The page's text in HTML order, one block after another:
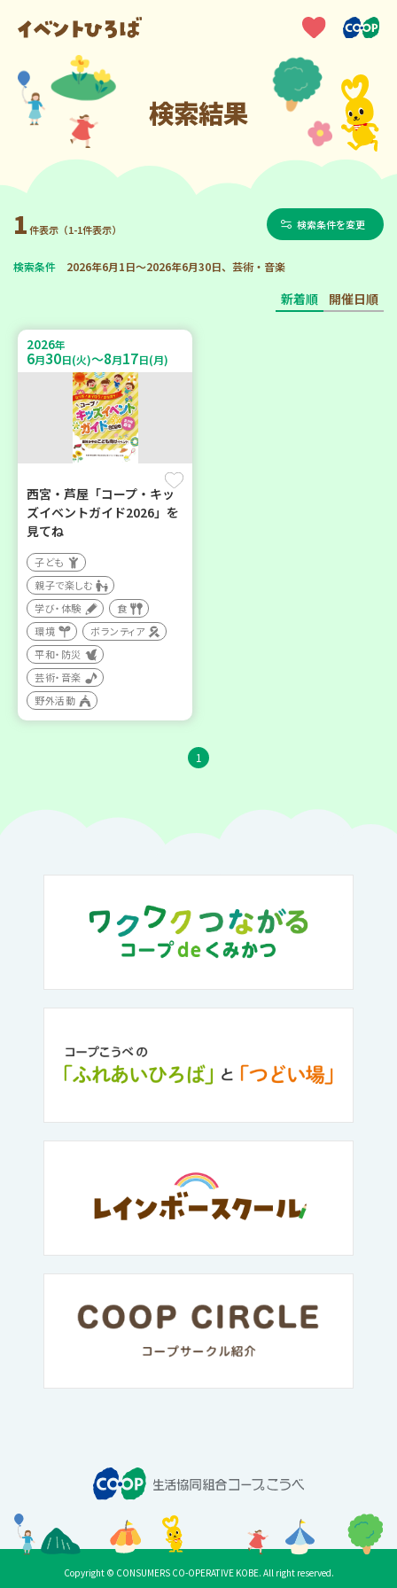
検索結果
1件表示（1-1件表示） 検索条件を変更
検索条件 2026年6月1日～2026年6月30日、芸術・音楽
新着順 開催日順
2026年
6月30日(火)～8月17日(月)
西宮・芦屋「コープ・キッ
ズイベントガイド2026」を
見てね
子ども
親子で楽しむ
学び・体験
食
環境
ボランティア
平和・防災
芸術・音楽
野外活動
1
Copyright © CONSUMERS CO-OPERATIVE KOBE. All right reserved.